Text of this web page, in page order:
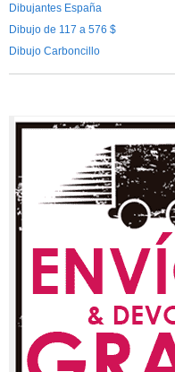
Dibujantes España
Dibujo de 117 a 576 $
Dibujo Carboncillo